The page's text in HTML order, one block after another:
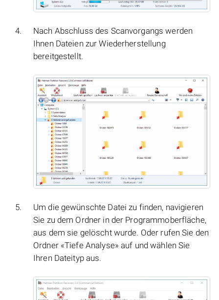
Nach Abschluss des Scanvorgangs werden
Ihnen Dateien zur Wiederherstellung
bereitgestellt.
Um die gewünschte Datei zu finden, navigieren
Sie zu dem Ordner in der Programmoberfläche,
aus dem sie gelöscht wurde. Oder rufen Sie den
Ordner «Tiefe Analyse» auf und wählen Sie
Ihren Dateityp aus.